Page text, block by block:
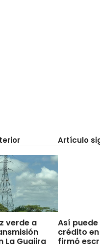
verde a
La Guajira
Artículo
Así
crédito en
firmó